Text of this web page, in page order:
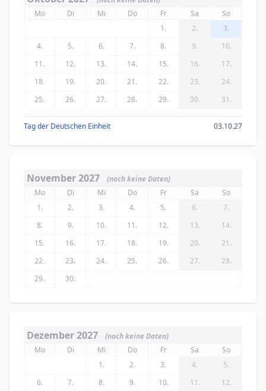
Mo
Di Mi Do Fr Sa
So
1.
2.
3.
4.
5. 6. 7. 8. 9.
10.
11.
12. 13. 14. 15. 16.
17.
18.
19. 20. 21. 22. 23.
24.
25.
26. 27. 28. 29. 30. 31.
Tag der Deutschen Einheit 03.10.27
November 2027
(noch keine Daten)
Mo
Di Mi Do Fr Sa
So
1.
2. 3. 4. 5. 6.
7.
8.
9. 10. 11. 12. 13.
14.
15.
16. 17. 18. 19. 20.
21.
22.
23. 24. 25. 26. 27.
28.
29.
30.
Dezember 2027
(noch keine Daten)
Mo
Di Mi Do Fr Sa
So
1.
2. 3. 4.
5.
6.
7. 8. 9. 10. 11.
12.